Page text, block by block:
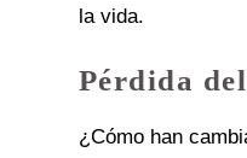
la vida.
Pérdida
¿Cómo han